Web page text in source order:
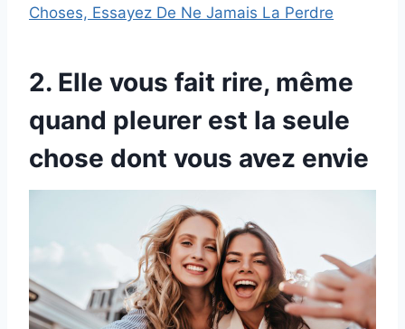
Choses, Essayez De Ne Jamais La Perdre
2. Elle vous fait rire, même
quand pleurer est la seule
chose dont vous avez envie